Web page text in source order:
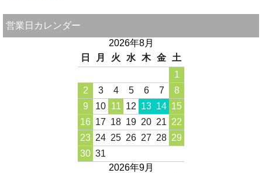
営業日カレンダー
2026年8月
日
月 火 水 木 金
土
1
2
3 4 5 6 7
8
9
10 11 12 13 14 15
16 17 18 19 20 21 22
23 24 25 26 27 28 29
30 31
2026年9月